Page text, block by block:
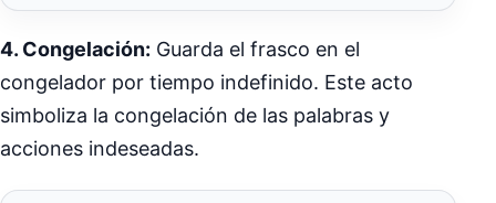
4. Congelación: Guarda el frasco en el
congelador por tiempo indefinido. Este acto
simboliza la congelación de las palabras y
acciones indeseadas.